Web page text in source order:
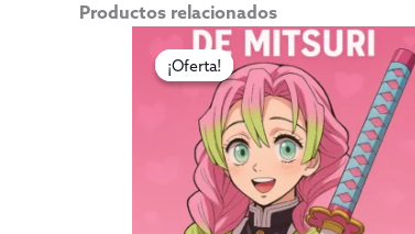
Productos relacionados
¡Oferta!
¡Oferta!
El
precio
original
era:
$2,500.00.